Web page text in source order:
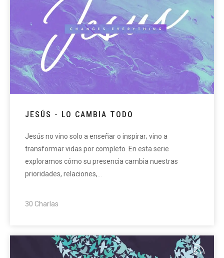
JESÚS - LO CAMBIA TODO
Jesús no vino solo a enseñar o inspirar; vino a
transformar vidas por completo. En esta serie
exploramos cómo su presencia cambia nuestras
prioridades, relaciones,…
30 Charlas